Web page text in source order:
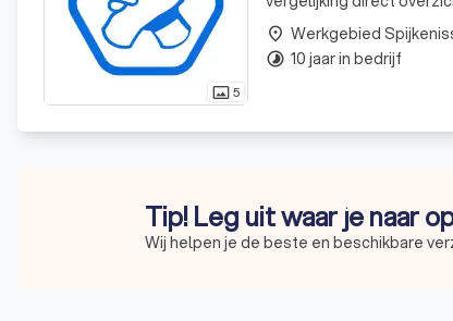
photo_size_select_actual5
place Werkgebied
timelapse 10 jaar in bedrijf
Tip! Leg uit waar je naar
Wij helpen je de beste en beschikbare